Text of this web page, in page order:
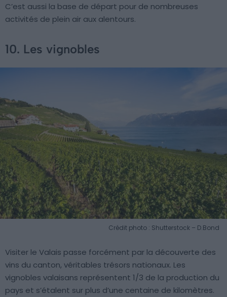
C’est aussi la base de départ pour de nombreuses
activités de plein air aux alentours.
10. Les vignobles
Crédit photo : Shutterstock – D.Bond
Visiter le Valais passe forcément par la découverte des
vins du canton, véritables trésors nationaux. Les
vignobles valaisans représentent 1/3 de la production du
pays et s’étalent sur plus d’une centaine de kilomètres.